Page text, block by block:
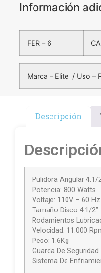
Información
FER – 6
Marca – Elite / Uso –
Descripción
Pulidora Angular 4.1/
Potencia: 800 Watts
Voltaje: 110V – 60 Hz
Tamaño Disco 4.1/2”
Rodamientos
Velocidad: 11.000
Peso: 1.6Kg
Guarda De Seguridad
Sistema De